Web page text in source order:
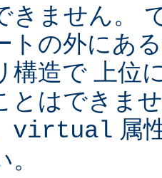
きません。
トの外にあ
構造で 上位
とはできま
virtual 属